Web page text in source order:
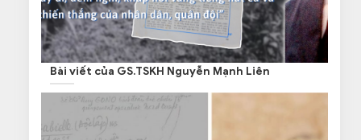
Bài viết của GS.TSKH Nguyễn Mạnh Liên